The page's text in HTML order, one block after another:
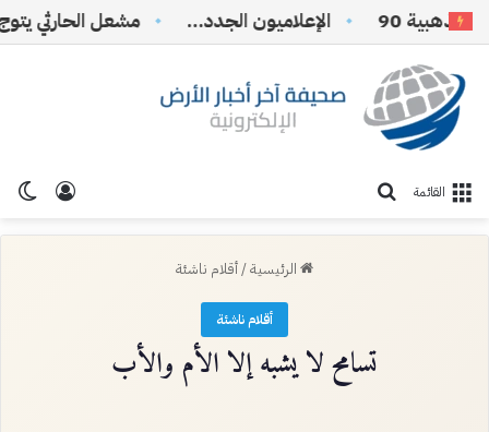
90 الإعلاميون الجدد…
تسجيل القائمة
الرئيسية/أقلام ناشئة
أقلام ناشئة
تسامح لا يشبه إلا الأم والأب